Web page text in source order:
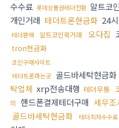
수수료 롯데상품권테더전환 알트코
개인거래 테더트론현금화 24
테더판매 알트코인퀵거래 오다집
tron현금화
코인구매사이트
테더트론파는곳 골드바세탁현금화
탁업체 xrp전송대행 테더무통
의 핸드폰결제테더구매 세무조
골드바세탁현금화
테더최저수수료